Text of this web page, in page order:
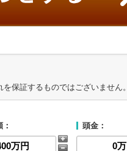
保証するものではございません。
頭金：